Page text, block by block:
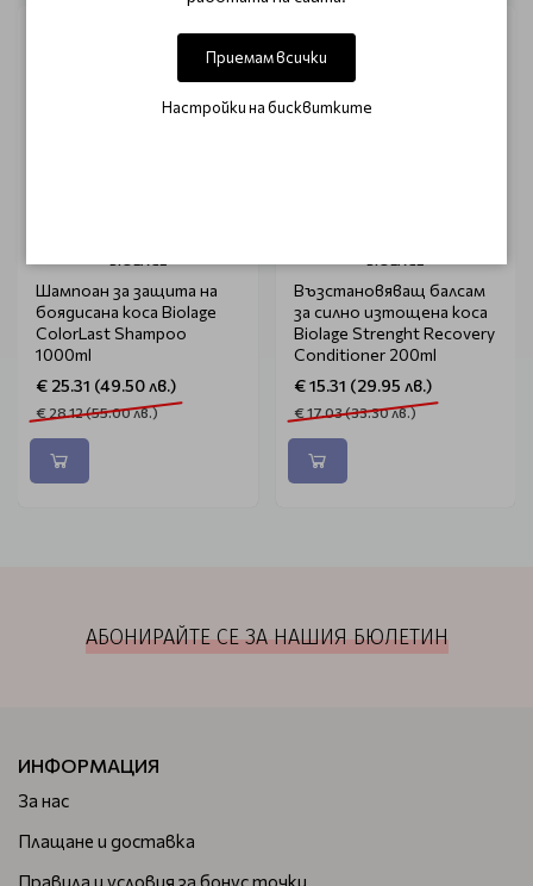
Шампоан за защита на
боядисана коса Biolage
ColorLast Shampoo
1000ml
€ 25.31 (49.50 лв.)
€ 28.12 (55.00 лв.)
Възстановяващ балсам
за силно изтощена коса
Biolage Strenght Recovery
Conditioner 200ml
€ 15.31 (29.95 лв.)
€ 17.03 (33.30 лв.)
АБОНИРАЙТЕ СЕ ЗА НАШИЯ БЮЛЕТИН
ИНФОРМАЦИЯ
За нас
Плащане и доставка
Правила и условия за бонус точки
Приемам всички
Настройки на бисквитките